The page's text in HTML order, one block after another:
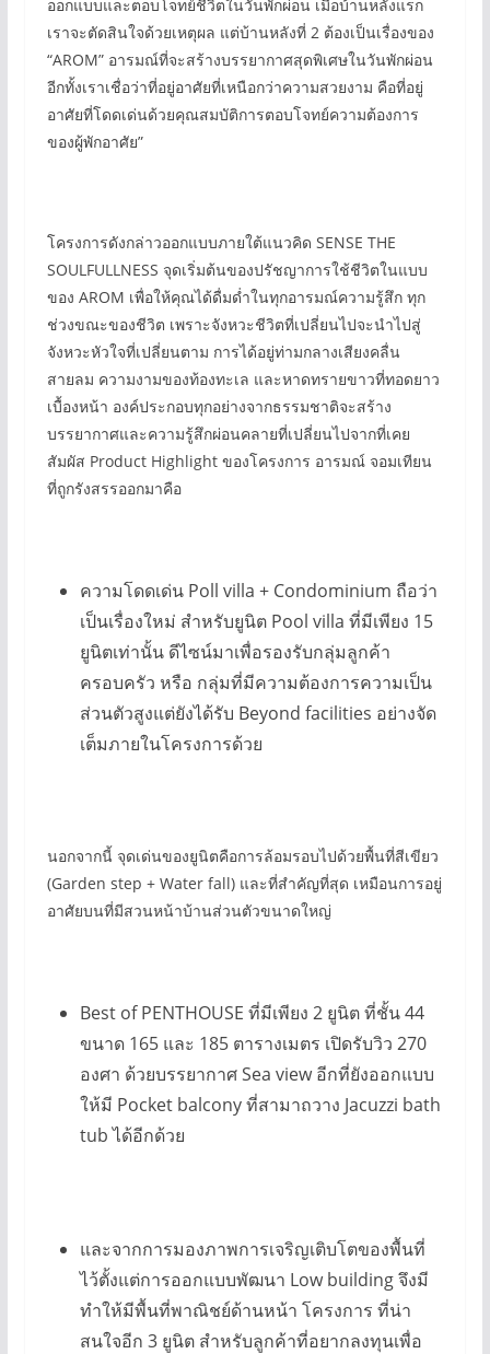
ออกแบบและตอบโจทย์ชีวิตในวันพักผ่อน เมื่อบ้านหลังแรก
เราจะตัดสินใจด้วยเหตุผล แต่บ้านหลังที่ 2 ต้องเป็นเรื่องของ
“AROM” อารมณ์ที่จะสร้างบรรยากาศสุดพิเศษในวันพักผ่อน
อีกทั้งเราเชื่อว่าที่อยู่อาศัยที่เหนือกว่าความสวยงาม คือที่อยู่
อาศัยที่โดดเด่นด้วยคุณสมบัติการตอบโจทย์ความต้องการ
ของผู้พักอาศัย”
โครงการดังกล่าวออกแบบภายใต้แนวคิด SENSE THE
SOULFULLNESS จุดเริ่มต้นของปรัชญาการใช้ชีวิตในแบบ
ของ AROM เพื่อให้คุณได้ดื่มด่ำในทุกอารมณ์ความรู้สึก ทุก
ช่วงขณะของชีวิต เพราะจังหวะชีวิตที่เปลี่ยนไปจะนำไปสู่
จังหวะหัวใจที่เปลี่ยนตาม การได้อยู่ท่ามกลางเสียงคลื่น
สายลม ความงามของท้องทะเล และหาดทรายขาวที่ทอดยาว
เบื้องหน้า องค์ประกอบทุกอย่างจากธรรมชาติจะสร้าง
บรรยากาศและความรู้สึกผ่อนคลายที่เปลี่ยนไปจากที่เคย
สัมผัส Product Highlight ของโครงการ อารมณ์ จอมเทียน
ที่ถูกรังสรรออกมาคือ
ความโดดเด่น Poll villa + Condominium ถือว่า
เป็นเรื่องใหม่ สำหรับยูนิต Pool villa ที่มีเพียง 15
ยูนิตเท่านั้น ดีไซน์มาเพื่อรองรับกลุ่มลูกค้า
ครอบครัว หรือ กลุ่มที่มีความต้องการความเป็น
ส่วนตัวสูงแต่ยังได้รับ Beyond facilities อย่างจัด
เต็มภายในโครงการด้วย
นอกจากนี้ จุดเด่นของยูนิตคือการล้อมรอบไปด้วยพื้นที่สีเขียว
(Garden step + Water fall) และที่สำคัญที่สุด เหมือนการอยู่
อาศัยบนที่มีสวนหน้าบ้านส่วนตัวขนาดใหญ่
Best of PENTHOUSE ที่มีเพียง 2 ยูนิต ที่ชั้น 44
ขนาด 165 และ 185 ตารางเมตร เปิดรับวิว 270
องศา ด้วยบรรยากาศ Sea view อีกที่ยังออกแบบ
ให้มี Pocket balcony ที่สามาถวาง Jacuzzi bath
tub ได้อีกด้วย
และจากการมองภาพการเจริญเติบโตของพื้นที่
ไว้ตั้งแต่การออกแบบพัฒนา Low building จึงมี
ทำให้มีพื้นที่พาณิชย์ด้านหน้า โครงการ ที่น่า
สนใจอีก 3 ยูนิต สำหรับลูกค้าที่อยากลงทุนเพื่อ